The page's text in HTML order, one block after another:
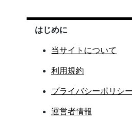
はじめに
当サイトについて
利用規約
プライバシーポリシー
運営者情報